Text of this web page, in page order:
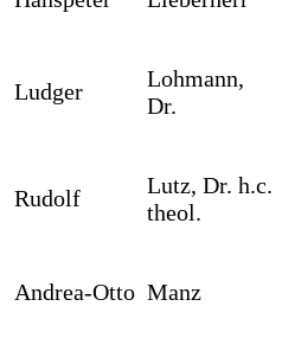
Ludger
Lohmann,
Dr.
Rudolf
Lutz, Dr. h.c.
theol.
Andrea-Otto Manz